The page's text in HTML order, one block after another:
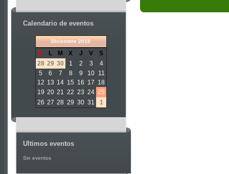
Calendario de eventos
« < Diciembre 2010 > »
D L M X J V
S
28 29 30 1 2 3
4
5
6 7 8 9 10 11
12 13 14 15 16 17 18
19 20 21 22 23 24 25
26 27 28 29 30 31 1
Ultimos eventos
Sin eventos